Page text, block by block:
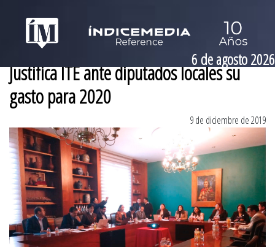
6 de agosto 2026
Justifica ITE ante diputados locales su
gasto para 2020
9 de diciembre de 2019